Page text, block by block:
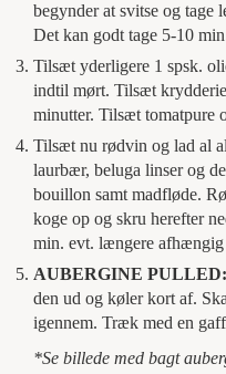
begynder at svitse og tage
Det kan godt tage 5-10
Tilsæt yderligere 1 spsk.
indtil mørt. Tilsæt
minutter. Tilsæt tomatpure
Tilsæt nu rødvin og lad al
laurbær, beluga linser og
bouillon samt madfløde.
koge op og skru herefter
min. evt. længere afhængig
AUBERGINE PULLED:
den ud og køler kort af.
igennem. Træk med en
*Se billede med bagt